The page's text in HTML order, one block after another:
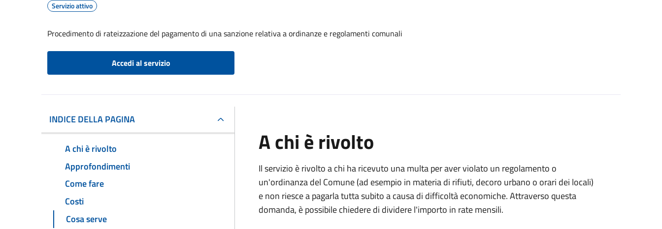
Servizio attivo
Procedimento di rateizzazione del pagamento di una sanzione relativa a ordinanze e regolamenti comunali
Accedi al servizio
INDICE DELLA PAGINA
A chi è rivolto
Approfondimenti
Come fare
Costi
Cosa serve
A chi è rivolto
Il servizio è rivolto a chi ha ricevuto una multa per aver violato un regolamento o
un'ordinanza del Comune (ad esempio in materia di rifiuti, decoro urbano o orari dei locali)
e non riesce a pagarla tutta subito a causa di difficoltà economiche. Attraverso questa
domanda, è possibile chiedere di dividere l'importo in rate mensili.